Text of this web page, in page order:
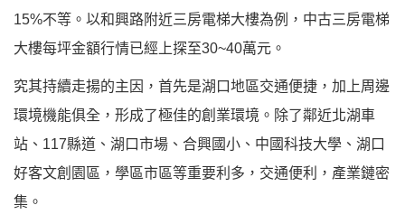
15%不等。以和興路附近三房電梯大樓為例，中古三房電梯
大樓每坪金額行情已經上探至30~40萬元。
究其持續走揚的主因，首先是湖口地區交通便捷，加上周邊
環境機能俱全，形成了極佳的創業環境。除了鄰近北湖車
站、117縣道、湖口市場、合興國小、中國科技大學、湖口
好客文創園區，學區市區等重要利多，交通便利，產業鏈密
集。